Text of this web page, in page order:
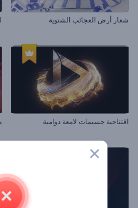
شعار أرض العجائب الشتوية
افتتاحية جسيمات لامعة دوامية